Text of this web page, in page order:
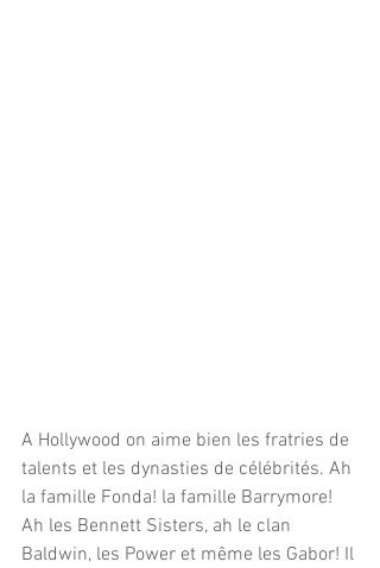
A Hollywood on aime bien les fratries de
talents et les dynasties de célébrités. Ah
la famille Fonda! la famille Barrymore!
Ah les Bennett Sisters, ah le clan
Baldwin, les Power et même les Gabor! Il